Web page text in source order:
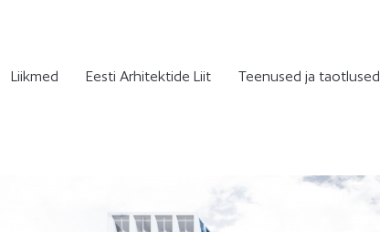
Liikmed Eesti Arhitektide Liit Teenused ja taotlused